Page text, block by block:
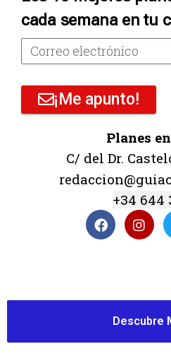
cada semana en tu
¡Me apunto!
Planes
C/ del Dr.
+34 644
Descubre